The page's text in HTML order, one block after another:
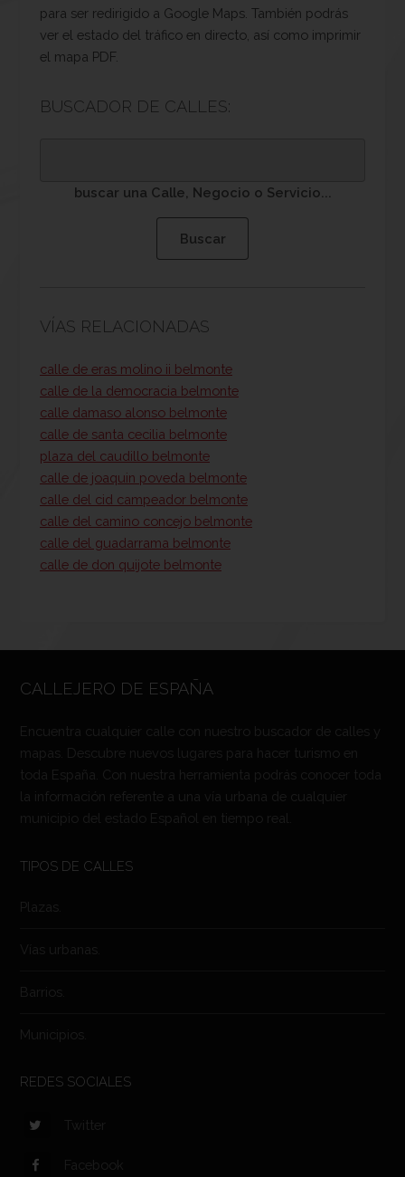
para ser redirigido a Google Maps. También podrás
ver el estado del tráfico en directo, así como imprimir
el mapa PDF.
BUSCADOR DE CALLES:
buscar una Calle, Negocio o Servicio...
VÍAS RELACIONADAS
calle de eras molino ii belmonte
calle de la democracia belmonte
calle damaso alonso belmonte
calle de santa cecilia belmonte
plaza del caudillo belmonte
calle de joaquin poveda belmonte
calle del cid campeador belmonte
calle del camino concejo belmonte
calle del guadarrama belmonte
calle de don quijote belmonte
CALLEJERO DE ESPAÑA
Encuentra cualquier calle con nuestro buscador de calles y
mapas. Descubre nuevos lugares para hacer turismo en
toda España. Con nuestra herramienta podrás conocer toda
la información referente a una vía urbana de cualquier
municipio del estado Español en tiempo real.
TIPOS DE CALLES
Plazas.
Vías urbanas.
Barrios.
Municipios.
REDES SOCIALES
Twitter
Facebook